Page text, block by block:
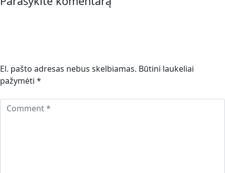
El. pašto adresas nebus skelbiamas. Būtini laukeliai
pažymėti *